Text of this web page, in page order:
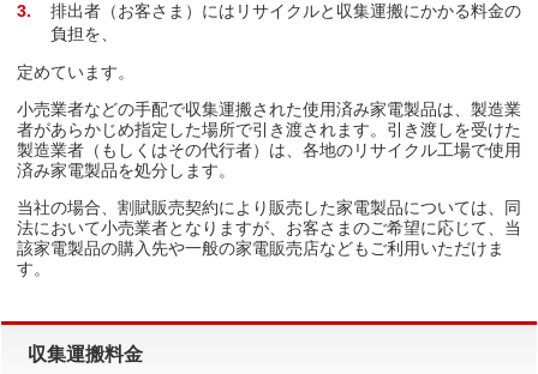
3
排出者（お客さま）にはリサイクルと収集運搬にかかる料金の
負担を、
定めています。
小売業者などの手配で収集運搬された使用済み家電製品は、製造業
者があらかじめ指定した場所で引き渡されます。引き渡しを受けた
製造業者（もしくはその代行者）は、各地のリサイクル工場で使用
済み家電製品を処分します。
当社の場合、割賦販売契約により販売した家電製品については、同
法において小売業者となりますが、お客さまのご希望に応じて、当
該家電製品の購入先や一般の家電販売店などもご利用いただけま
す。
収集運搬料金